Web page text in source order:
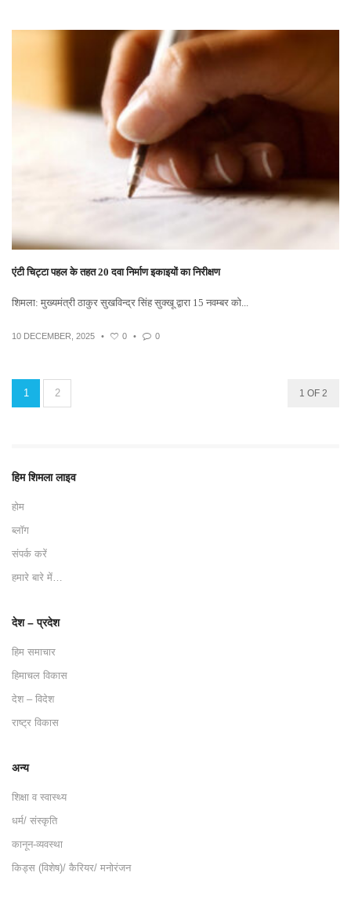
एंटी चिट्टा पहल के तहत 20 दवा निर्माण इकाइयों का निरीक्षण
शिमला: मुख्यमंत्री ठाकुर सुखविन्द्र सिंह सुक्खू द्वारा 15 नवम्बर को...
10 DECEMBER, 2025 • 0 • 0
1 2 1 OF 2
हिम शिमला लाइव
होम
ब्लॉग
संपर्क करें
हमारे बारे में…
देश – प्रदेश
हिम समाचार
हिमाचल विकास
देश – विदेश
राष्ट्र विकास
अन्य
शिक्षा व स्वास्थ्य
धर्म/ संस्कृति
कानून-व्यवस्था
किड्स (विशेष)/ कैरियर/ मनोरंजन